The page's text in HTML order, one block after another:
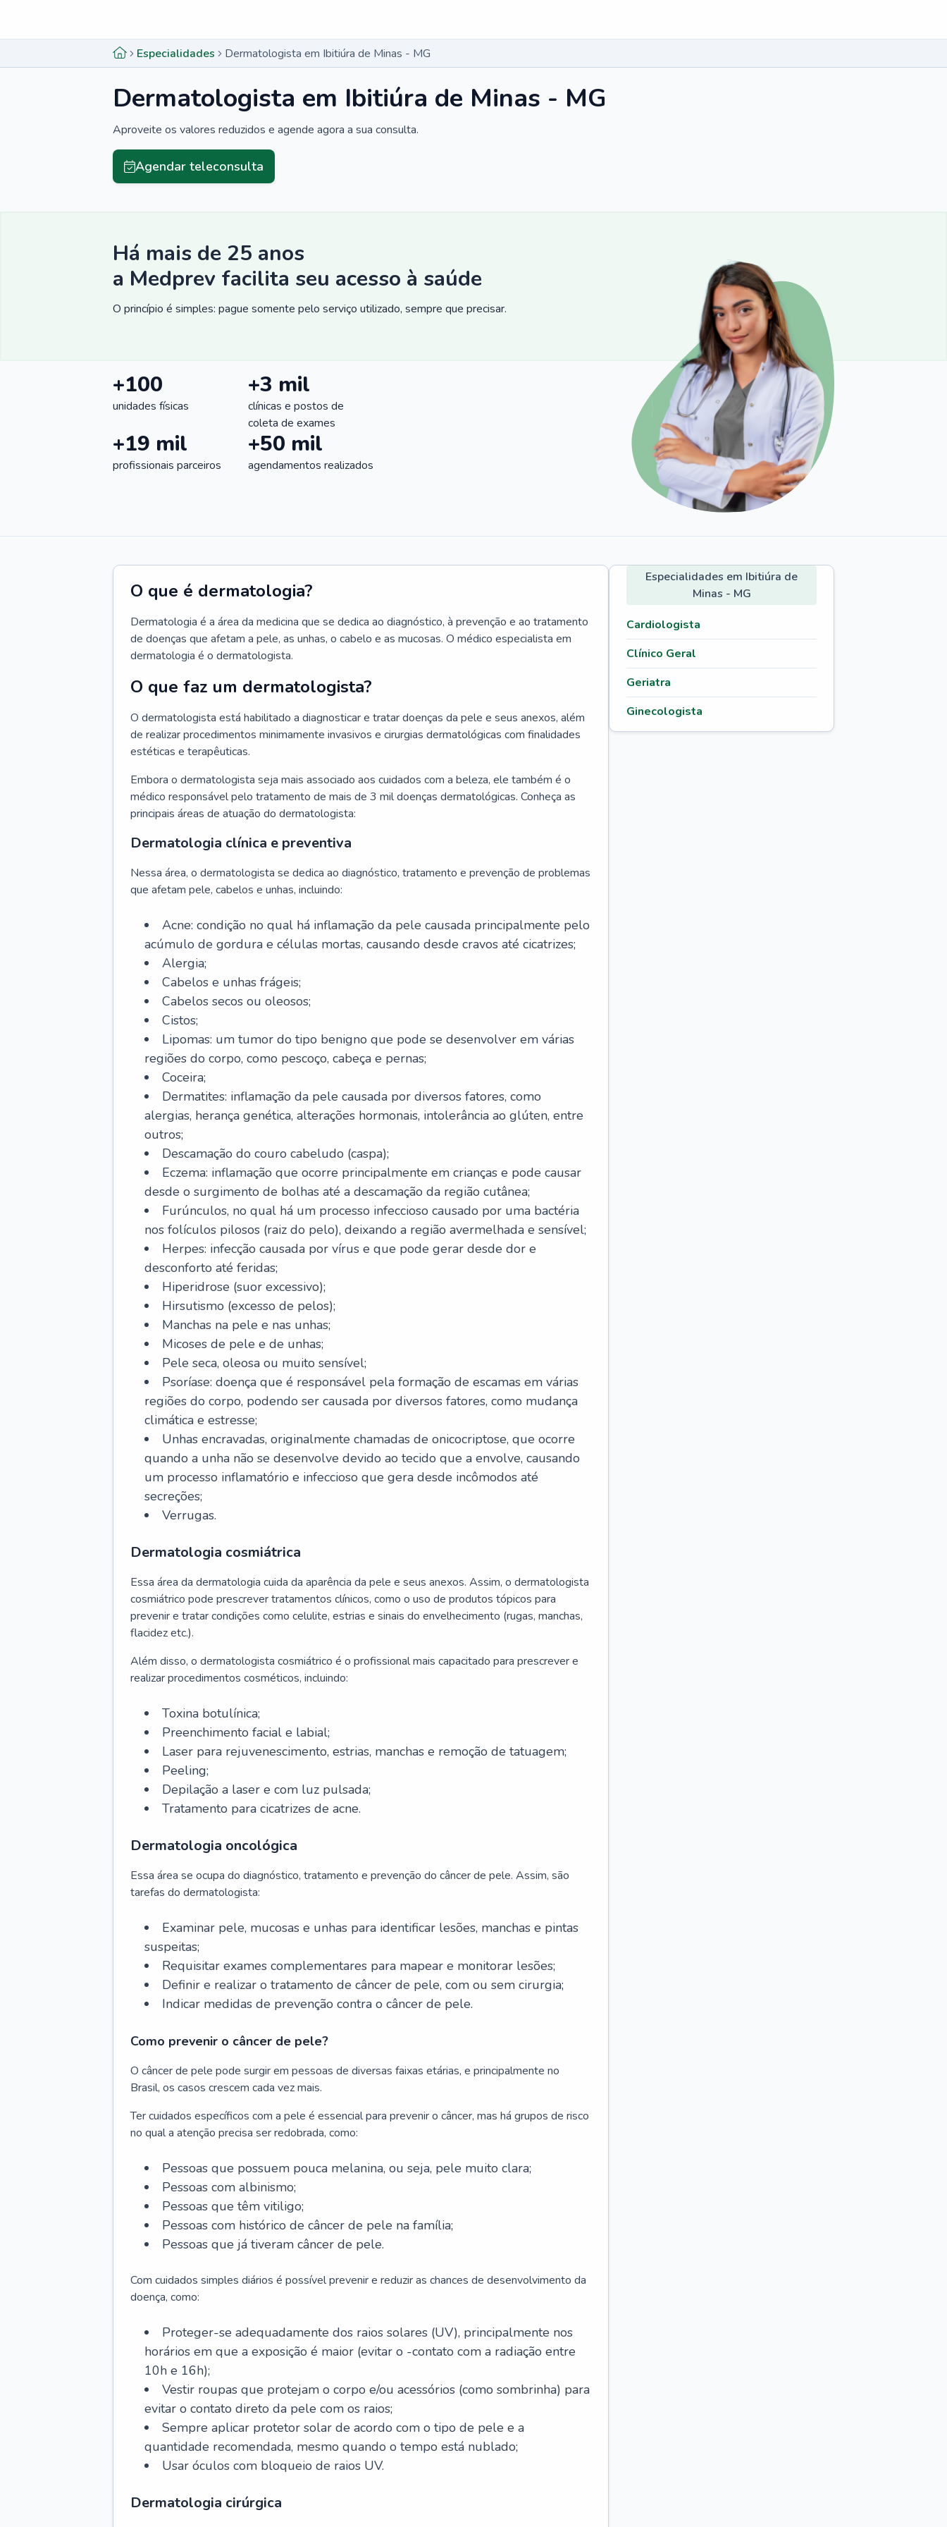
Especialidades Dermatologista em Ibitiúra de Minas - MG
Dermatologista em Ibitiúra de Minas - MG
Aproveite os valores reduzidos e agende agora a sua consulta.
Agendar teleconsulta
Há mais de 25 anos
a Medprev facilita seu acesso à saúde
O princípio é simples: pague somente pelo serviço utilizado, sempre que precisar.
+100
unidades físicas
+3 mil
clínicas e postos de
coleta de exames
+19 mil
profissionais parceiros
+50 mil
agendamentos realizados
O que é dermatologia?
Dermatologia é a área da medicina que se dedica ao diagnóstico, à prevenção e ao tratamento
de doenças que afetam a pele, as unhas, o cabelo e as mucosas. O médico especialista em
dermatologia é o dermatologista.
O que faz um dermatologista?
O dermatologista está habilitado a diagnosticar e tratar doenças da pele e seus anexos, além
de realizar procedimentos minimamente invasivos e cirurgias dermatológicas com finalidades
estéticas e terapêuticas.
Embora o dermatologista seja mais associado aos cuidados com a beleza, ele também é o
médico responsável pelo tratamento de mais de 3 mil doenças dermatológicas. Conheça as
principais áreas de atuação do dermatologista:
Dermatologia clínica e preventiva
Nessa área, o dermatologista se dedica ao diagnóstico, tratamento e prevenção de problemas
que afetam pele, cabelos e unhas, incluindo:
Acne: condição no qual há inflamação da pele causada principalmente pelo
acúmulo de gordura e células mortas, causando desde cravos até cicatrizes;
Alergia;
Cabelos e unhas frágeis;
Cabelos secos ou oleosos;
Cistos;
Lipomas: um tumor do tipo benigno que pode se desenvolver em várias
regiões do corpo, como pescoço, cabeça e pernas;
Coceira;
Dermatites: inflamação da pele causada por diversos fatores, como
alergias, herança genética, alterações hormonais, intolerância ao glúten, entre
outros;
Descamação do couro cabeludo (caspa);
Eczema: inflamação que ocorre principalmente em crianças e pode causar
desde o surgimento de bolhas até a descamação da região cutânea;
Furúnculos, no qual há um processo infeccioso causado por uma bactéria
nos folículos pilosos (raiz do pelo), deixando a região avermelhada e sensível;
Herpes: infecção causada por vírus e que pode gerar desde dor e
desconforto até feridas;
Hiperidrose (suor excessivo);
Hirsutismo (excesso de pelos);
Manchas na pele e nas unhas;
Micoses de pele e de unhas;
Pele seca, oleosa ou muito sensível;
Psoríase: doença que é responsável pela formação de escamas em várias
regiões do corpo, podendo ser causada por diversos fatores, como mudança
climática e estresse;
Unhas encravadas, originalmente chamadas de onicocriptose, que ocorre
quando a unha não se desenvolve devido ao tecido que a envolve, causando
um processo inflamatório e infeccioso que gera desde incômodos até
secreções;
Verrugas.
Dermatologia cosmiátrica
Essa área da dermatologia cuida da aparência da pele e seus anexos. Assim, o dermatologista
cosmiátrico pode prescrever tratamentos clínicos, como o uso de produtos tópicos para
prevenir e tratar condições como celulite, estrias e sinais do envelhecimento (rugas, manchas,
flacidez etc.).
Além disso, o dermatologista cosmiátrico é o profissional mais capacitado para prescrever e
realizar procedimentos cosméticos, incluindo:
Toxina botulínica;
Preenchimento facial e labial;
Laser para rejuvenescimento, estrias, manchas e remoção de tatuagem;
Peeling;
Depilação a laser e com luz pulsada;
Tratamento para cicatrizes de acne.
Dermatologia oncológica
Essa área se ocupa do diagnóstico, tratamento e prevenção do câncer de pele. Assim, são
tarefas do dermatologista:
Examinar pele, mucosas e unhas para identificar lesões, manchas e pintas
suspeitas;
Requisitar exames complementares para mapear e monitorar lesões;
Definir e realizar o tratamento de câncer de pele, com ou sem cirurgia;
Indicar medidas de prevenção contra o câncer de pele.
Como prevenir o câncer de pele?
O câncer de pele pode surgir em pessoas de diversas faixas etárias, e principalmente no
Brasil, os casos crescem cada vez mais.
Ter cuidados específicos com a pele é essencial para prevenir o câncer, mas há grupos de risco
no qual a atenção precisa ser redobrada, como:
Pessoas que possuem pouca melanina, ou seja, pele muito clara;
Pessoas com albinismo;
Pessoas que têm vitiligo;
Pessoas com histórico de câncer de pele na família;
Pessoas que já tiveram câncer de pele.
Com cuidados simples diários é possível prevenir e reduzir as chances de desenvolvimento da
doença, como:
Proteger-se adequadamente dos raios solares (UV), principalmente nos
horários em que a exposição é maior (evitar o -contato com a radiação entre
10h e 16h);
Vestir roupas que protejam o corpo e/ou acessórios (como sombrinha) para
evitar o contato direto da pele com os raios;
Sempre aplicar protetor solar de acordo com o tipo de pele e a
quantidade recomendada, mesmo quando o tempo está nublado;
Usar óculos com bloqueio de raios UV.
Dermatologia cirúrgica
Especialidades em Ibitiúra de
Minas - MG
Cardiologista
Clínico Geral
Geriatra
Ginecologista